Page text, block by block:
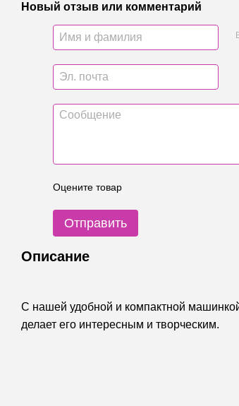
Новый отзыв или комментарий
Оцените товар
Отправить
Описание
С нашей удобной и компактной
делает его интересным и творческим.